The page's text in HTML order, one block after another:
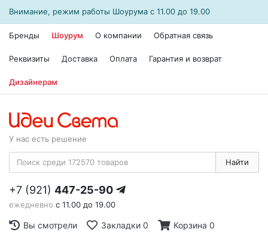
Внимание, режим работы Шоурума с 11.00 до 19.00
Бренды Шоурум О компании Обратная связь
Реквизиты Доставка Оплата Гарантия и возврат
Дизайнерам
У нас есть решение
Найти
+7 (921) 447-25-90
ежедневно с 11.00 до 19.00
Вы смотрели Закладки 0 Корзина 0